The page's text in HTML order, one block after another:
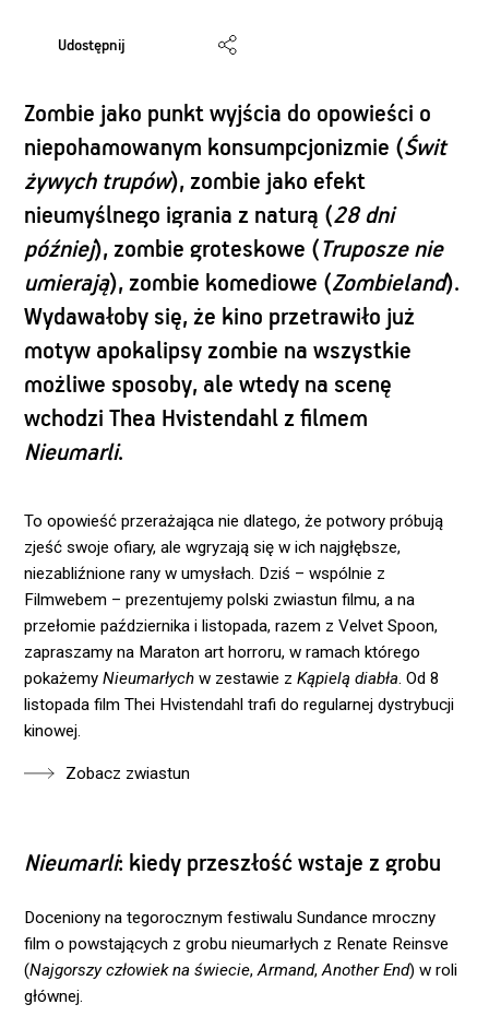
Udostępnij
Zombie jako punkt wyjścia do opowieści o
niepohamowanym konsumpcjonizmie (Świt
żywych trupów), zombie jako efekt
nieumyślnego igrania z naturą (28 dni
później), zombie groteskowe (Truposze nie
umierają), zombie komediowe (Zombieland).
Wydawałoby się, że kino przetrawiło już
motyw apokalipsy zombie na wszystkie
możliwe sposoby, ale wtedy na scenę
wchodzi Thea Hvistendahl z filmem
Nieumarli.
To opowieść przerażająca nie dlatego, że potwory próbują
zjeść swoje ofiary, ale wgryzają się w ich najgłębsze,
niezabliźnione rany w umysłach. Dziś – wspólnie z
Filmwebem – prezentujemy polski zwiastun filmu, a na
przełomie października i listopada, razem z Velvet Spoon,
zapraszamy na Maraton art horroru, w ramach którego
pokażemyNieumarłych w zestawie zKąpielą diabła. Od 8
listopada film Thei Hvistendahl trafi do regularnej dystrybucji
kinowej.
Zobacz zwiastun
Nieumarli: kiedy przeszłość wstaje z grobu
Doceniony na tegorocznym festiwalu Sundance mroczny
film o powstających z grobu nieumarłych z Renate Reinsve
(Najgorszy człowiek na świecie,Armand,Another End) w roli
głównej.